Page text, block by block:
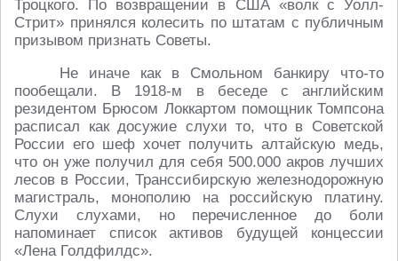
Троцкого. По возвращении в США «волк с Уолл-
Стрит» принялся колесить по штатам с публичным
призывом признать Советы.
Не иначе как в Смольном банкиру что-то
пообещали. В 1918-м в беседе с английским
резидентом Брюсом Локкартом помощник Томпсона
расписал как досужие слухи то, что в Советской
России его шеф хочет получить алтайскую медь,
что он уже получил для себя 500.000 акров лучших
лесов в России, Транссибирскую железнодорожную
магистраль, монополию на российскую платину.
Слухи слухами, но перечисленное до боли
напоминает список активов будущей концессии
«Лена Голдфилдс».